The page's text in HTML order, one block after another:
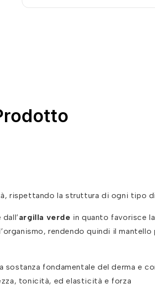
rispettando la struttura di ogni tipo
argilla verde in quanto favorisce
rendendo quindi il
sostanza fondamentale del derma e
tonicità, ed elasticità e forza